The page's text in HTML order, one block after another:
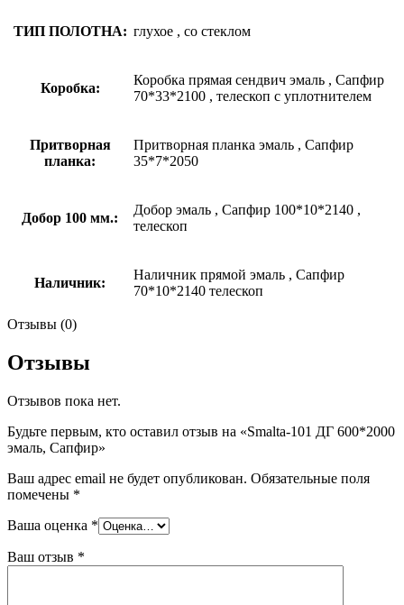
ТИП ПОЛОТНА: глухое , со стеклом
Коробка:
Коробка прямая сендвич эмаль , Сапфир
70*33*2100 , телескоп с уплотнителем
Притворная
планка:
Притворная планка эмаль , Сапфир
35*7*2050
Добор 100 мм.:
Добор эмаль , Сапфир 100*10*2140 ,
телескоп
Наличник:
Наличник прямой эмаль , Сапфир
70*10*2140 телескоп
Отзывы (0)
Отзывы
Отзывов пока нет.
Будьте первым, кто оставил отзыв на «Smalta-101 ДГ 600*2000
эмаль, Сапфир»
Ваш адрес email не будет опубликован. Обязательные поля
помечены *
Ваша оценка *
Ваш отзыв *